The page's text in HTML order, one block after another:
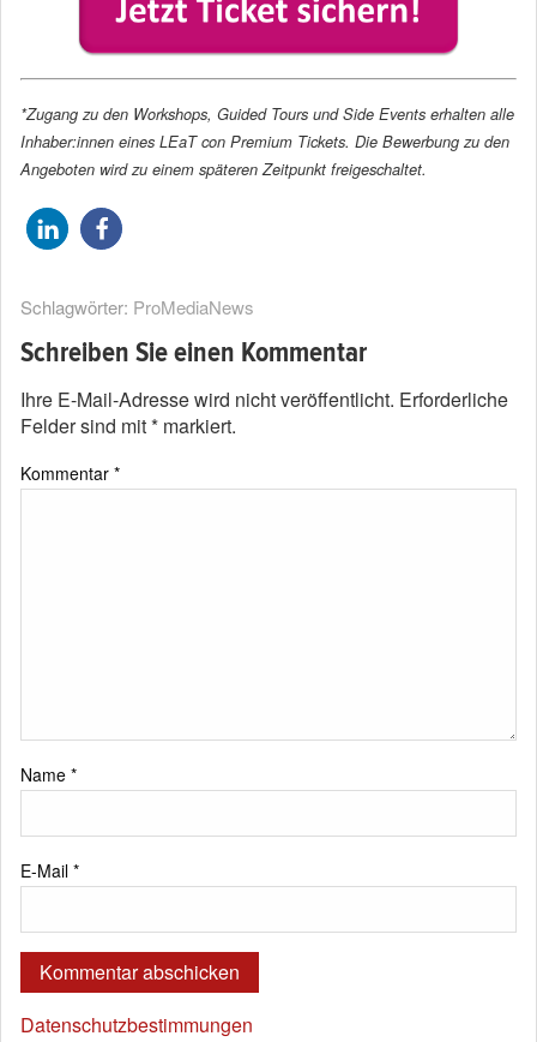
*Zugang zu den Workshops, Guided Tours und Side Events erhalten alle
Inhaber:innen eines LEaT con Premium Tickets. Die Bewerbung zu den
Angeboten wird zu einem späteren Zeitpunkt freigeschaltet.
Schlagwörter: ProMediaNews
Schreiben Sie einen Kommentar
Ihre E-Mail-Adresse wird nicht veröffentlicht. Erforderliche
Felder sind mit* markiert.
Kommentar *
Name *
E-Mail *
Datenschutzbestimmungen